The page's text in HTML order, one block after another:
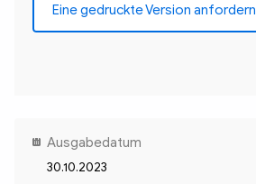
Eine gedruckte Version anfordern
Ausgabedatum
30.10.2023